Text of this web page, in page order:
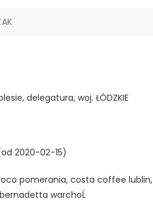
delegatura, woj. ŁÓDZKIE
2020-02-15)
pomerania, costa coffee lublin,
warchoĹ